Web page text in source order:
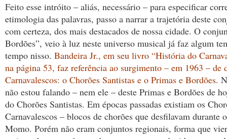
Feito esse intróito – aliás, necessário – para especificar
etimologia das palavras, passo a narrar a trajetória deste
com certeza, dos mais destacados de nossa cidade. O
Bordões”, veio à luz neste universo musical já faz algum
tempo nisso. Bandeira Jr., em seu livro “História do
na página 53, faz referência ao surgimento – em 1963 – de
Carnavalescos: o Chorões Santistas e o Primas e Bordões.
não estou falando – nem ele – deste Primas e Bordões de
do Chorões Santistas. Em épocas passadas existiam os
Carnavalescos – blocos de chorões que desfilavam durante
Momo. Porém não eram conjuntos regionais, forma que